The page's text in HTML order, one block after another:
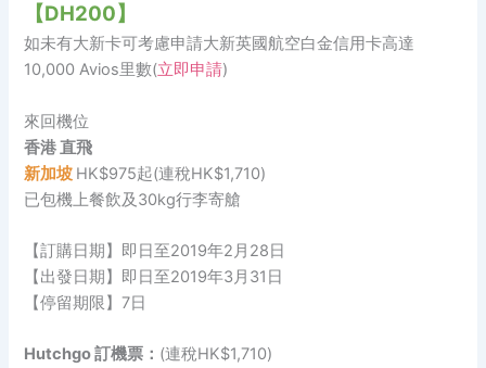
【DH200】
如未有大新卡可考慮申請大新英國航空白金信用卡高達
10,000 Avios里數(立即申請)
來回機位
香港 直飛
新加坡 HK$975起(連稅HK$1,710)
已包機上餐飲及30kg行李寄艙
【訂購日期】即日至2019年2月28日
【出發日期】即日至2019年3月31日
【停留期限】7日
Hutchgo 訂機票： (連稅HK$1,710)